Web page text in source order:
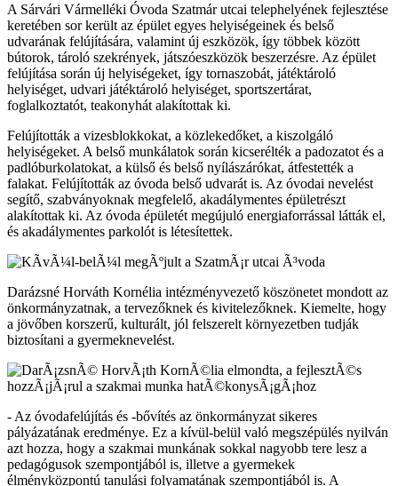
A Sárvári Vármelléki Óvoda Szatmár utcai telephelyének fejlesztése
keretében sor került az épület egyes helyiségeinek és belső
udvarának felújítására, valamint új eszközök, így többek között
bútorok, tároló szekrények, játszóeszközök beszerzésre. Az épület
felújítása során új helyiségeket, így tornaszobát, játéktároló
helyiséget, udvari játéktároló helyiséget, sportszertárat,
foglalkoztatót, teakonyhát alakítottak ki.
Felújították a vizesblokkokat, a közlekedőket, a kiszolgáló
helyiségeket. A belső munkálatok során kicserélték a padozatot és a
padlóburkolatokat, a külső és belső nyílászárókat, átfestették a
falakat. Felújították az óvoda belső udvarát is. Az óvodai nevelést
segítő, szabványoknak megfelelő, akadálymentes épületrészt
alakítottak ki. Az óvoda épületét megújuló energiaforrással látták el,
és akadálymentes parkolót is létesítettek.
Darázsné Horváth Kornélia intézményvezető köszönetet mondott az
önkormányzatnak, a tervezőknek és kivitelezőknek. Kiemelte, hogy
a jövőben korszerű, kulturált, jól felszerelt környezetben tudják
biztosítani a gyermeknevelést.
- Az óvodafelújítás és -bővítés az önkormányzat sikeres
pályázatának eredménye. Ez a kívül-belül való megszépülés nyilván
azt hozza, hogy a szakmai munkának sokkal nagyobb tere lesz a
pedagógusok szempontjából is, illetve a gyermekek
élményközpontú tanulási folyamatának szempontjából is. A